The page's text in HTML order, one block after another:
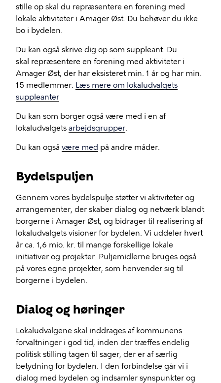
stille op skal du repræsentere en forening med
lokale aktiviteter i Amager Øst. Du behøver du ikke
bo i bydelen.
Du kan også skrive dig op som suppleant. Du
skal repræsentere en forening med aktiviteter i
Amager Øst, der har eksisteret min. 1 år og har min.
15 medlemmer. Læs mere om lokaludvalgets
suppleanter
Du kan som borger også være med i en af
lokaludvalgets arbejdsgrupper.
Du kan også være med på andre måder.
Bydelspuljen
Gennem vores bydelspulje støtter vi aktiviteter og
arrangementer, der skaber dialog og netværk blandt
borgerne i Amager Øst, og bidrager til realisering af
lokaludvalgets visioner for bydelen. Vi uddeler hvert
år ca. 1,6 mio. kr. til mange forskellige lokale
initiativer og projekter. Puljemidlerne bruges også
på vores egne projekter, som henvender sig til
borgerne i bydelen.
Dialog og høringer
Lokaludvalgene skal inddrages af kommunens
forvaltninger i god tid, inden der træffes endelig
politisk stilling tagen til sager, der er af særlig
betydning for bydelen. I den forbindelse går vi i
dialog med bydelen og indsamler synspunkter og